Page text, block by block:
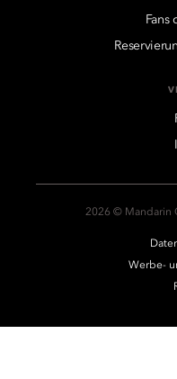
Fans
2026 © Mandarin
Werbe-